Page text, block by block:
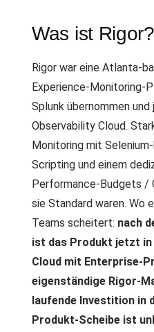
Was ist Rigor?
Rigor war eine Atlanta-
Experience-Monitoring-
Splunk übernommen
Observability Cloud.
Monitoring mit
Scripting und einem
Performance-Budgets /
sie Standard waren. Wo
Teams scheitert: nach
ist das Produkt jetzt in
Cloud mit Enterprise-
eigenständige Rigor-
laufende Investition in
Produkt-Scheibe ist